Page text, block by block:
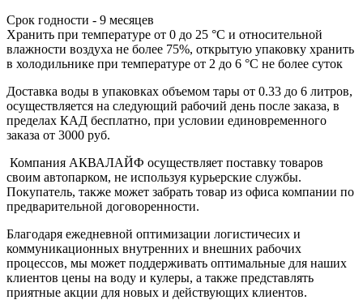
Срок годности - 9 месяцев
Хранить при температуре от 0 до 25 °C и относительной
влажности воздуха не более 75%, открытую упаковку хранить
в холодильнике при температуре от 2 до 6 °C не более суток
Доставка воды в упаковках объемом тары от 0.33 до 6 литров,
осуществляется на следующий рабочий день после заказа, в
пределах КАД бесплатно, при условии единовременного
заказа от 3000 руб.
Компания АКВАЛАЙФ осуществляет поставку товаров
своим автопарком, не используя курьерские службы.
Покупатель, также может забрать товар из офиса компании по
предварительной договоренности.
Благодаря ежедневной оптимизации логистичесих и
коммуникационных внутренних и внешних рабочих
процессов, мы может поддерживать оптимальные для наших
клиентов цены на воду и кулеры, а также представлять
приятные акции для новых и действующих клиентов.